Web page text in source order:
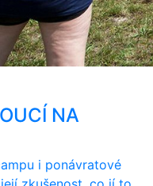
NA
i ponávratové